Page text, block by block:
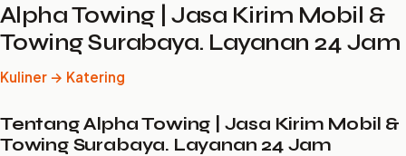
Alpha Towing | Jasa Kirim Mobil &
Towing Surabaya. Layanan 24 Jam
Kuliner → Katering
Tentang Alpha Towing | Jasa Kirim Mobil &
Towing Surabaya. Layanan 24 Jam